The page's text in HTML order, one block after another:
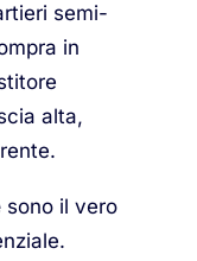
semi-
in
alta,
sono il vero